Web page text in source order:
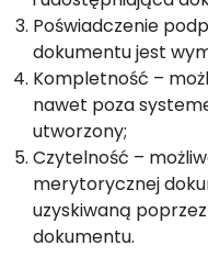
Poświadczenie
dokumentu jest
Kompletność –
nawet poza
utworzony;
Czytelność –
merytorycznej
uzyskiwaną
dokumentu.